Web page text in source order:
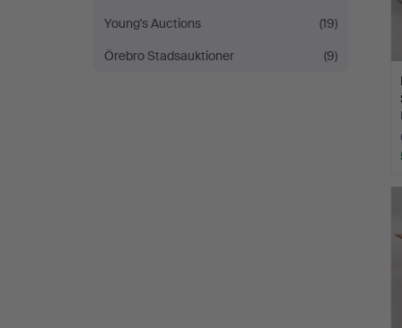
Young's Auctions
(19)
Örebro Stadsauktioner
(9)